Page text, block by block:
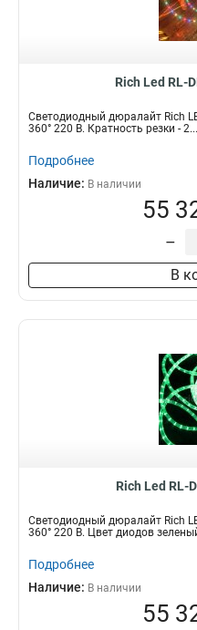
Rich Led RL-
Светодиодный дюралайт Rich
360° 220 В. Кратность резки - 2...
Подробнее
Наличие: В наличии
55
–
В
Rich Led RL-
Светодиодный дюралайт Rich
360° 220 В. Цвет диодов
Подробнее
Наличие: В наличии
55